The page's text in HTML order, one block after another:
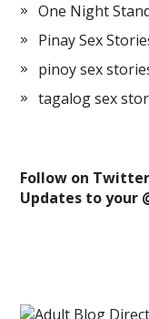
One Night
Pinay Sex
pinoy sex
tagalog sex
Follow on
Updates to your